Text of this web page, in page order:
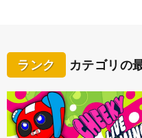
ランク カテゴリの